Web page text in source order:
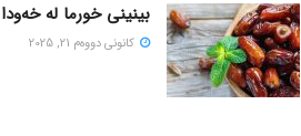
بینینی خورما لە خەودا
كانونی دووه‌م 21, 2025